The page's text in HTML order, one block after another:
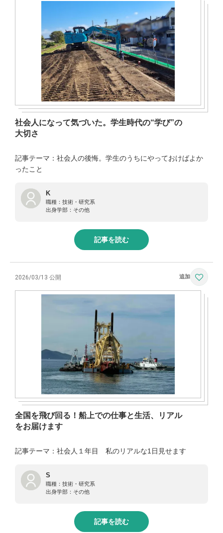
社会人になって気づいた。学生時代の“学び”の
大切さ
記事テーマ：社会人の後悔。学生のうちにやっておけばよか
ったこと
K
職種： 技術・研究系
出身学部： その他
記事を読む
2026/03/13 公開
全国を飛び回る！船上での仕事と生活、リアル
をお届けます
記事テーマ：社会人１年目 私のリアルな1日見せます
S
職種： 技術・研究系
出身学部： その他
記事を読む